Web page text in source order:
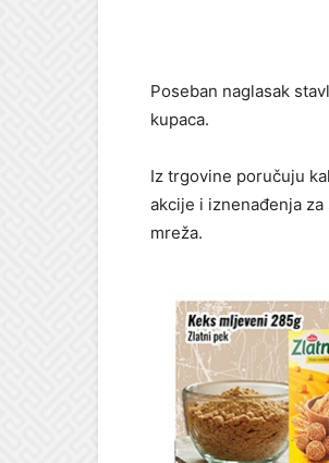
Poseban naglasak
kupaca.
Iz trgovine poručuju
akcije i iznenađenja
mreža.